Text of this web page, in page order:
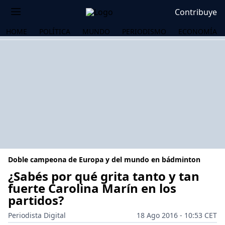
Contribuye
HOME POLÍTICA MUNDO PERIODISMO ECONOMÍA
Doble campeona de Europa y del mundo en bádminton
¿Sabés por qué grita tanto y tan
fuerte Carolina Marín en los
partidos?
Periodista Digital
18 Ago 2016 - 10:53 CET